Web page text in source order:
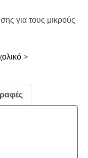
για τους μικρούς
>